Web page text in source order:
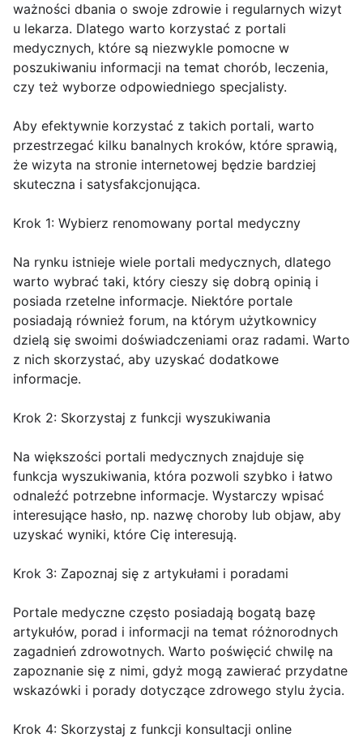
ważności dbania o swoje zdrowie i regularnych wizyt
u lekarza. Dlatego warto korzystać z portali
medycznych, które są niezwykle pomocne w
poszukiwaniu informacji na temat chorób, leczenia,
czy też wyborze odpowiedniego specjalisty.
Aby efektywnie korzystać z takich portali, warto
przestrzegać kilku banalnych kroków, które sprawią,
że wizyta na stronie internetowej będzie bardziej
skuteczna i satysfakcjonująca.
Krok 1: Wybierz renomowany portal medyczny
Na rynku istnieje wiele portali medycznych, dlatego
warto wybrać taki, który cieszy się dobrą opinią i
posiada rzetelne informacje. Niektóre portale
posiadają również forum, na którym użytkownicy
dzielą się swoimi doświadczeniami oraz radami. Warto
z nich skorzystać, aby uzyskać dodatkowe
informacje.
Krok 2: Skorzystaj z funkcji wyszukiwania
Na większości portali medycznych znajduje się
funkcja wyszukiwania, która pozwoli szybko i łatwo
odnaleźć potrzebne informacje. Wystarczy wpisać
interesujące hasło, np. nazwę choroby lub objaw, aby
uzyskać wyniki, które Cię interesują.
Krok 3: Zapoznaj się z artykułami i poradami
Portale medyczne często posiadają bogatą bazę
artykułów, porad i informacji na temat różnorodnych
zagadnień zdrowotnych. Warto poświęcić chwilę na
zapoznanie się z nimi, gdyż mogą zawierać przydatne
wskazówki i porady dotyczące zdrowego stylu życia.
Krok 4: Skorzystaj z funkcji konsultacji online